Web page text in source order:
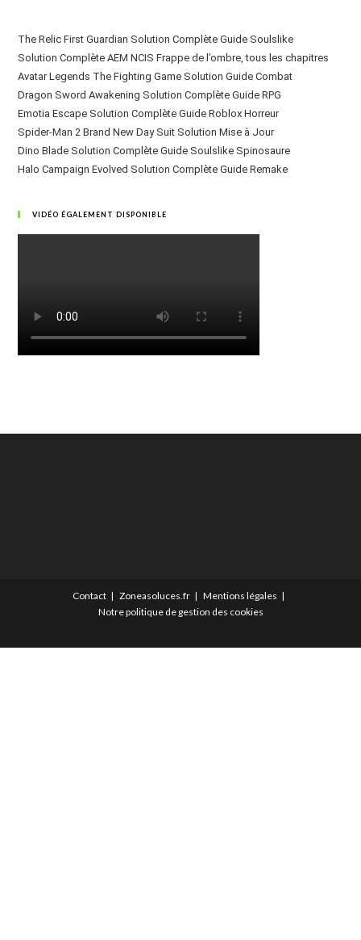
The Relic First Guardian Solution Complète Guide Soulslike
Solution Complète AEM NCIS Frappe de l’ombre, tous les chapitres
Avatar Legends The Fighting Game Solution Guide Combat
Dragon Sword Awakening Solution Complète Guide RPG
Emotia Escape Solution Complète Guide Roblox Horreur
Spider-Man 2 Brand New Day Suit Solution Mise à Jour
Dino Blade Solution Complète Guide Soulslike Spinosaure
Halo Campaign Evolved Solution Complète Guide Remake
VIDÉO ÉGALEMENT DISPONIBLE
Contact Zoneasoluces.fr
Mentions légales
Notre politique de gestion des cookies